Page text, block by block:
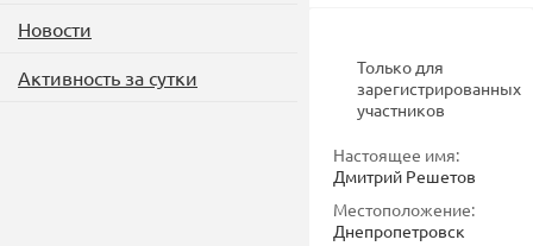
Новости
Активность за сутки
Только для
зарегистрированных
участников
Настоящее имя:
Дмитрий Решетов
Местоположение:
Днепропетровск